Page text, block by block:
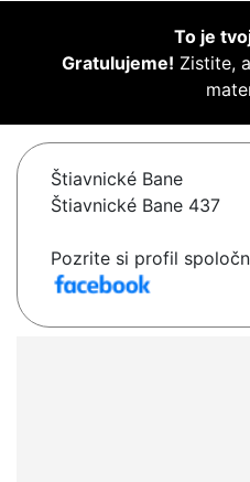
To je
Gratulujeme! Zistite,
Štiavnické Bane
Štiavnické Bane 437
Pozrite si profil